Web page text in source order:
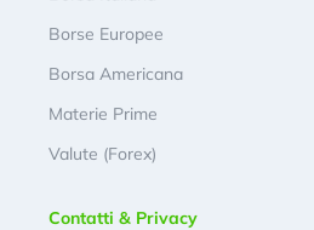
Borse Europee
Borsa Americana
Materie Prime
Valute (Forex)
Contatti & Privacy